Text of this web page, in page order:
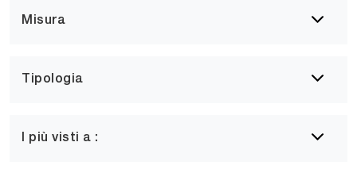
Misura
Tipologia
I più visti a :